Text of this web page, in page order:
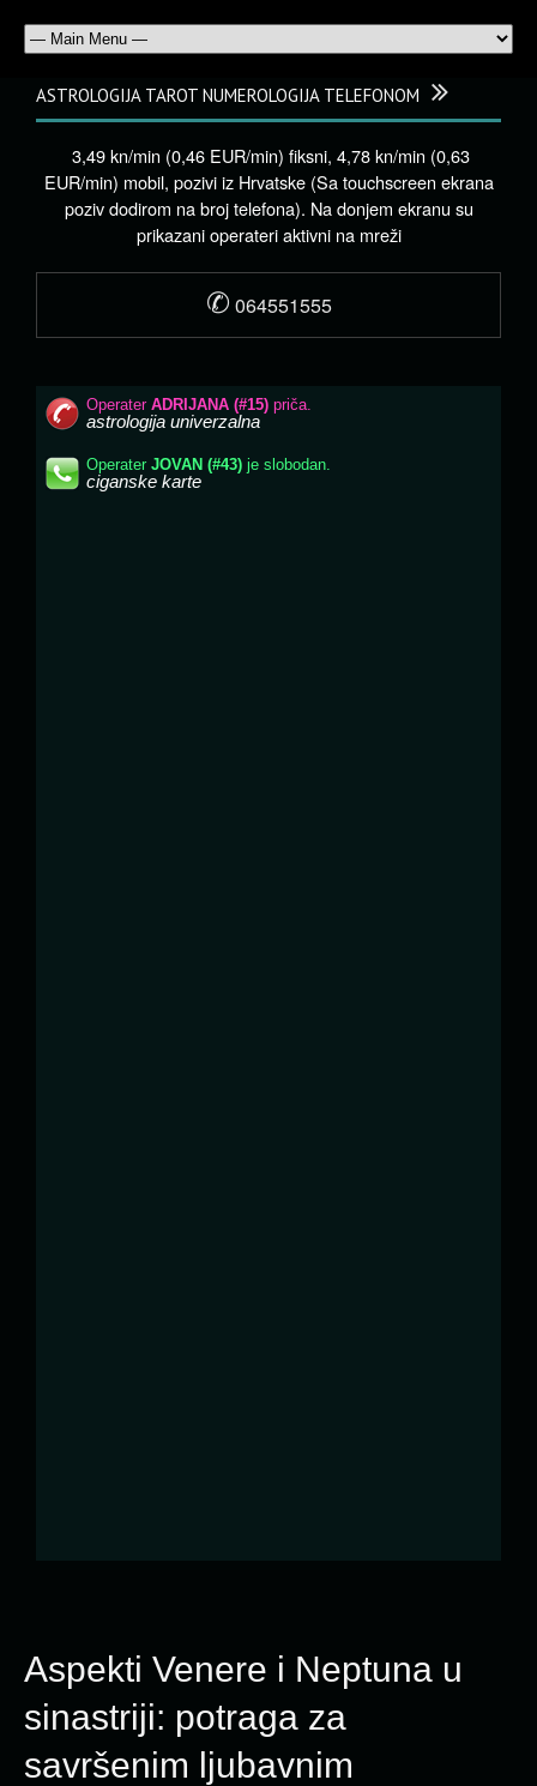
Aspekti Venere i Neptuna u
sinastriji: potraga za
savršenim ljubavnim
ASTROLOGIJA TAROT NUMEROLOGIJA TELEFONOM
3,49 kn/min (0,46 EUR/min) fiksni, 4,78 kn/min (0,63
EUR/min) mobil, pozivi iz Hrvatske (Sa touchscreen ekrana
poziv dodirom na broj telefona). Na donjem ekranu su
prikazani operateri aktivni na mreži
✆ 064551555